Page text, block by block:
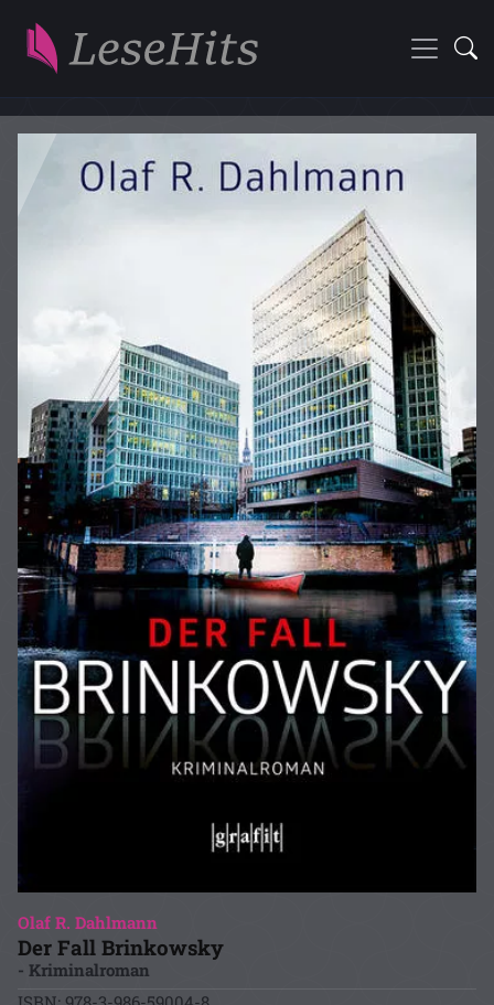
Olaf R. Dahlmann
Der Fall Brinkowsky
- Kriminalroman